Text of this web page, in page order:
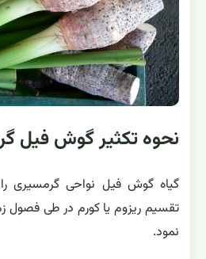
نحوه تکثیر گوش فیل
گیاه گوش فیل نواحی گرمسیری
تقسیم ریزوم یا کورم در طی فصول
نمود.